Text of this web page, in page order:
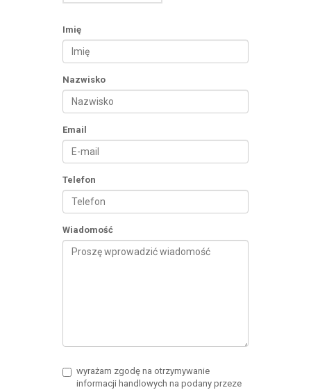
Imię
Nazwisko
Email
Telefon
Wiadomość
wyrażam zgodę na otrzymywanie
informacji handlowych na podany przeze